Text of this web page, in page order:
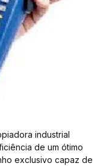
industrial
de um ótimo
exclusivo capaz de